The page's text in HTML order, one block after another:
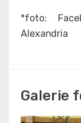
*foto:
Alexandria
Galerie